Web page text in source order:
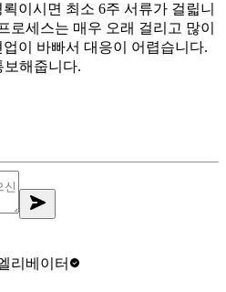
이시면 최소 6주 서류가 걸릷니
로세스는 매우 오래 걸리고 많이
이 바빠서 대응이 어렵습니다.
보해줍니다.
리베이터